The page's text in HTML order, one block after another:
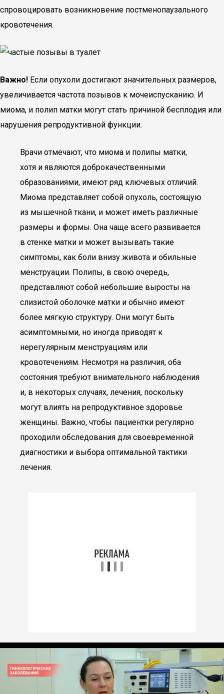
спровоцировать возникновение постменопаузального
кровотечения.
Важно! Если опухоли достигают значительных размеров,
увеличивается частота позывов к мочеиспусканию. И
миома, и полип матки могут стать причиной бесплодия или
нарушения репродуктивной функции.
Врачи отмечают, что миома и полипы матки,
хотя и являются доброкачественными
образованиями, имеют ряд ключевых отличий.
Миома представляет собой опухоль, состоящую
из мышечной ткани, и может иметь различные
размеры и формы. Она чаще всего развивается
в стенке матки и может вызывать такие
симптомы, как боли внизу живота и обильные
менструации. Полипы, в свою очередь,
представляют собой небольшие выросты на
слизистой оболочке матки и обычно имеют
более мягкую структуру. Они могут быть
асимптомными, но иногда приводят к
нерегулярным менструациям или
кровотечениям. Несмотря на различия, оба
состояния требуют внимательного наблюдения
и, в некоторых случаях, лечения, поскольку
могут влиять на репродуктивное здоровье
женщины. Важно, чтобы пациентки регулярно
проходили обследования для своевременной
диагностики и выбора оптимальной тактики
лечения.